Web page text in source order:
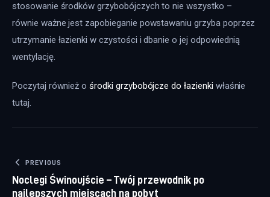
stosowanie środków grzybobójczych to nie wszystko –
równie ważne jest zapobieganie powstawaniu grzyba poprzez
utrzymanie łazienki w czystości i dbanie o jej odpowiednią
wentylację.
Poczytaj również o środki grzybobójcze do łazienki właśnie
tutaj.
Nawigacja wpisu
PREVIOUS
Noclegi Świnoujście – Twój przewodnik po
najlepszych miejscach na pobyt